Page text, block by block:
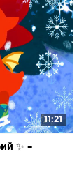
11:21
✨ –